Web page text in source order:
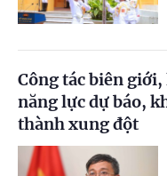
Công tác biên
năng lực dự báo,
thành xung đột